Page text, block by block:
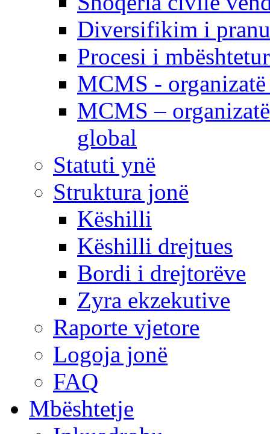
Diversifikim i
Procesi i
MCMS -
MCMS –
global
Statuti ynë
Struktura jonë
Këshilli
Këshilli drejtues
Bordi i drejtorëve
Zyra ekzekutive
Raporte vjetore
Logoja jonë
FAQ
Mbështetje